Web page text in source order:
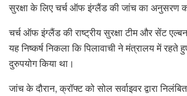
सुरक्षा के लिए चर्च ऑफ इंग्लैंड की जांच का अनुसरण
चर्च ऑफ इंग्लैंड की राष्ट्रीय सुरक्षा टीम और सेंट
यह निष्कर्ष निकला कि पिलावाची ने मंत्रालय में रहते
दुरुपयोग किया था।
जांच के दौरान, क्रॉफ्ट को सोल सर्वाइवर द्वारा